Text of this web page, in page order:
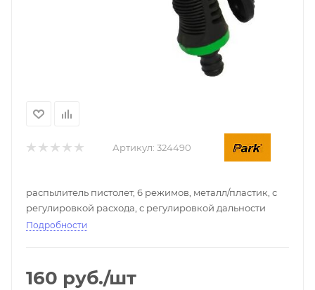
Артикул: 324490
распылитель пистолет, 6 режимов, металл/пластик, с
регулировкой расхода, с регулировкой дальности
Подробности
160 руб./шт